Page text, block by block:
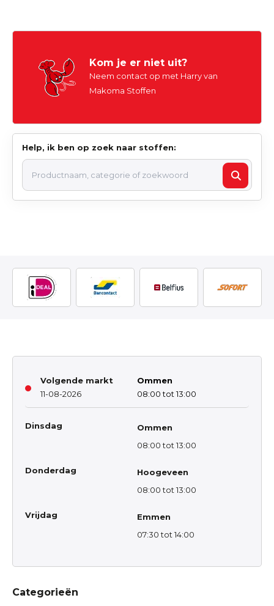
Kom je er niet uit?
Neem contact op met Harry van
Makoma Stoffen
Help, ik ben op zoek naar stoffen:
Volgende markt
11-08-2026
Ommen
08:00 tot 13:00
Dinsdag
Ommen
08:00 tot 13:00
Donderdag
Hoogeveen
08:00 tot 13:00
Vrijdag
Emmen
07:30 tot 14:00
Categorieën